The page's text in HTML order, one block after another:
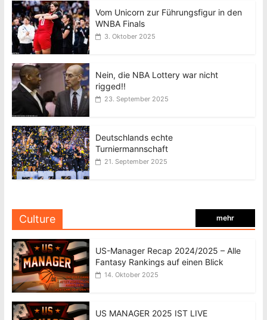
Vom Unicorn zur Führungsfigur in den
WNBA Finals
3. Oktober 2025
Nein, die NBA Lottery war nicht
rigged!!
23. September 2025
Deutschlands echte
Turniermannschaft
21. September 2025
Culture mehr
US-Manager Recap 2024/2025 – Alle
Fantasy Rankings auf einen Blick
14. Oktober 2025
US MANAGER 2025 IST LIVE